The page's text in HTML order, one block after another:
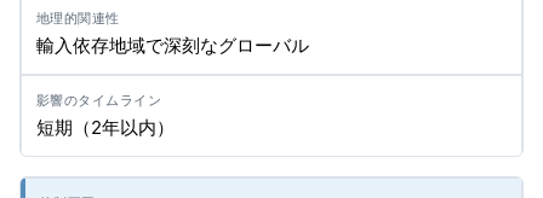
輸入依存地域で深刻なグローバル
短期（2年以内）